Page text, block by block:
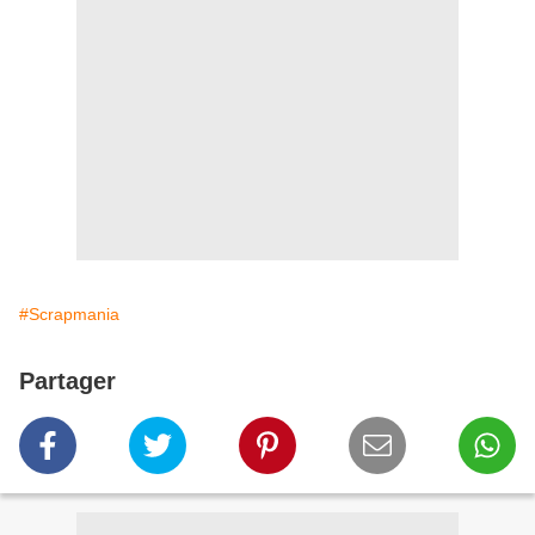
#Scrapmania
Partager